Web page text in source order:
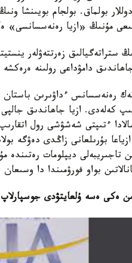
مۇنىڭ «ازيا
ستراتەگيالىق زەرتتەۋلەر
دامۋداعى رولىنە ەرەكشە
تەك رەنەسسانس ءداۋىرىن
كەلەدى. ازيا جاھاندىق
ءتىپتى شەشۋشى رول
ازياعا بۇرىلعانى زاڭدى دەۋگە
تاجىريبەلى ديپلومات
بواو فورۋمىندا دا
ەكى ەسە ۇلعايتۋدى